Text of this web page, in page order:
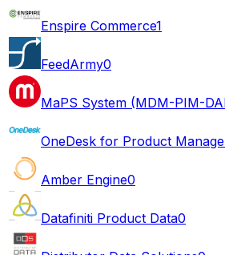
Enspire Commerce1
FeedArmy0
MaPS System (MDM-PIM-
OneDesk for Product
Amber Engine0
Datafiniti Product Data0